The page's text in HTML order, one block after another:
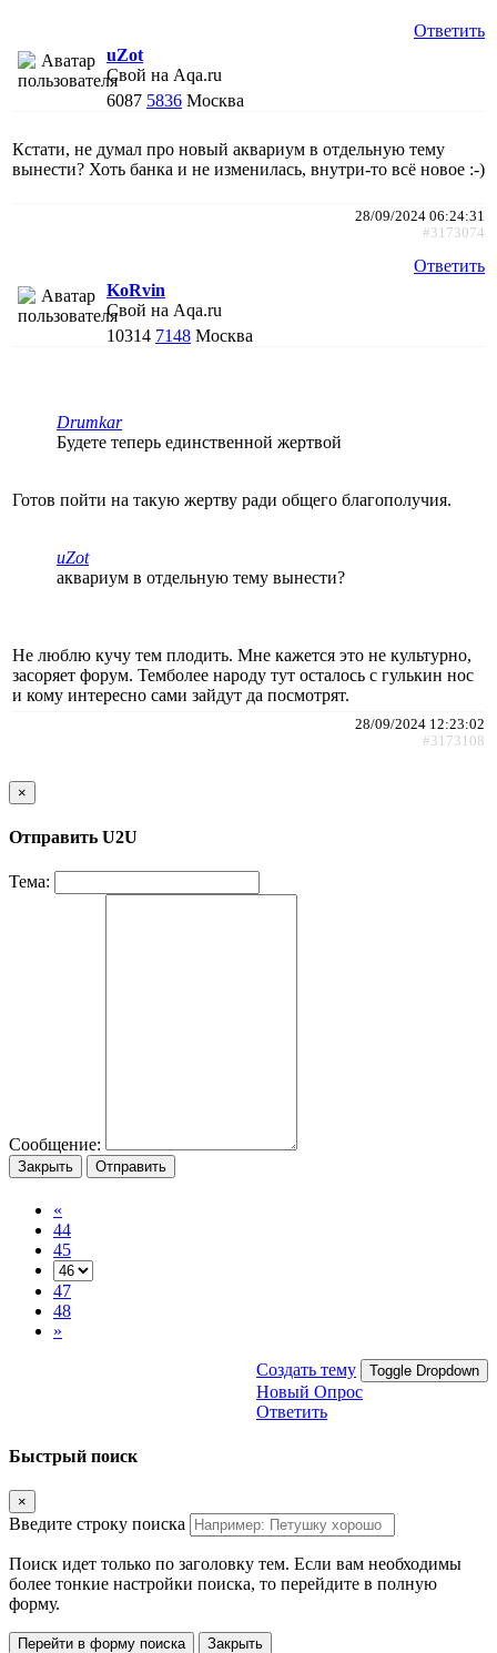
Ответить
uZot
Свой на Aqa.ru
6087 5836 Москва
Кстати, не думал про новый аквариум в отдельную тему
вынести? Хоть банка и не изменилась, внутри-то всё новое :-)
28/09/2024 06:24:31
#3173074
Ответить
KoRvin
Свой на Aqa.ru
10314 7148 Москва
Drumkar
Будете теперь единственной жертвой
Готов пойти на такую жертву ради общего благополучия.
uZot
аквариум в отдельную тему вынести?
Не люблю кучу тем плодить. Мне кажется это не культурно,
засоряет форум. Темболее народу тут осталось с гулькин нос
и кому интересно сами зайдут да посмотрят.
28/09/2024 12:23:02
#3173108
×
Отправить U2U
Тема:
Сообщение:
Закрыть Отправить
«
44
45
47
48
»
Создать тему Toggle Dropdown
Новый Опрос
Ответить
Быстрый поиск
×
Введите строку поиска
Поиск идет только по заголовку тем. Если вам необходимы
более тонкие настройки поиска, то перейдите в полную
форму.
Перейти в форму поиска Закрыть